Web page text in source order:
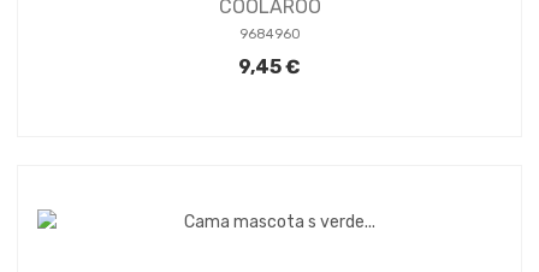
COOLAROO
9684960
9,45 €